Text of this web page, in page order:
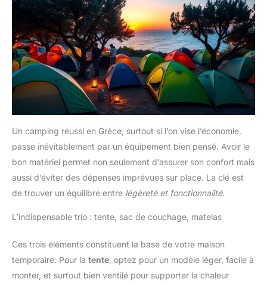
Un camping réussi en Grèce, surtout si l’on vise l’économie,
passe inévitablement par un équipement bien pensé. Avoir le
bon matériel permet non seulement d’assurer son confort mais
aussi d’éviter des dépenses imprévues sur place. La clé est
de trouver un équilibre entre légèreté et fonctionnalité.
L’indispensable trio : tente, sac de couchage, matelas
Ces trois éléments constituent la base de votre maison
temporaire. Pour la tente , optez pour un modèle léger, facile à
monter, et surtout bien ventilé pour supporter la chaleur